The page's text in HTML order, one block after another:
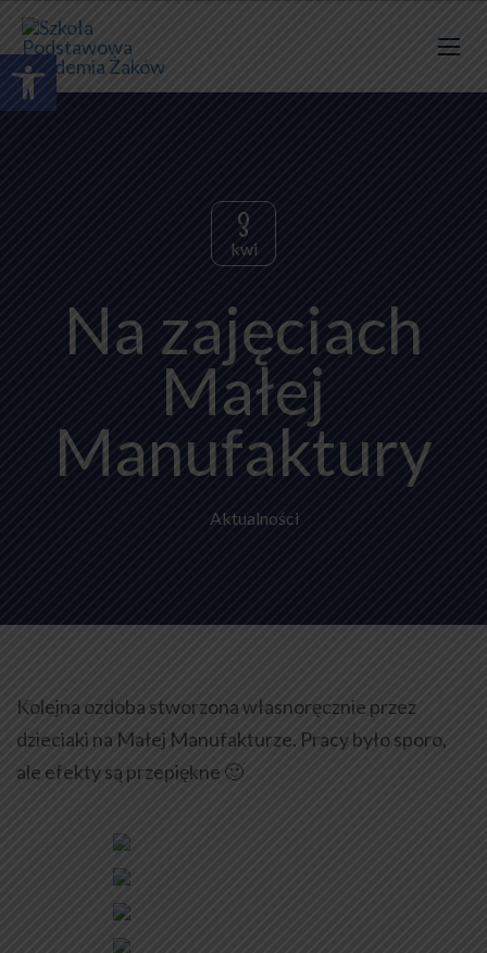
3
kwi
Na zajęciach
Małej
Manufaktury
Aktualności
Kolejna ozdoba stworzona własnoręcznie przez
dzieciaki na Małej Manufakturze. Pracy było sporo,
ale efekty są przepiękne 🙂
Otwórz pasek narzędzi